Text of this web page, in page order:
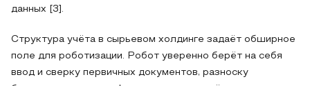
данных [3].
Структура учёта в сырьевом холдинге задаёт обширное
поле для роботизации. Робот уверенно берёт на себя
ввод и сверку первичных документов, разноску